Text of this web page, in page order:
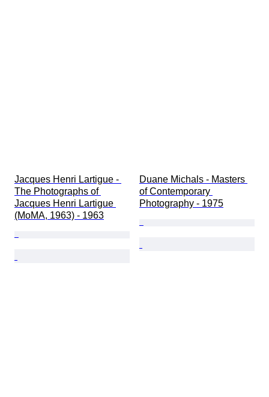
Jacques Henri Lartigue -
The Photographs of
Jacques Henri Lartigue
(MoMA, 1963) - 1963
Duane Michals - Masters
of Contemporary
Photography - 1975